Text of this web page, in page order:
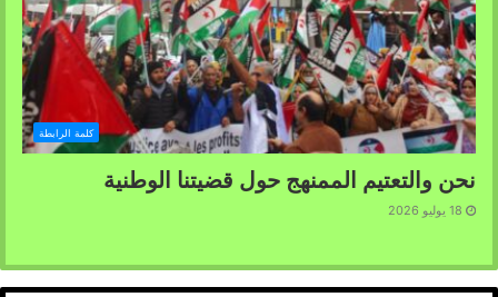
كلمة الرابطة
نحن والتعتيم الممنهج حول قضيتنا الوطنية
18 يوليو 2026